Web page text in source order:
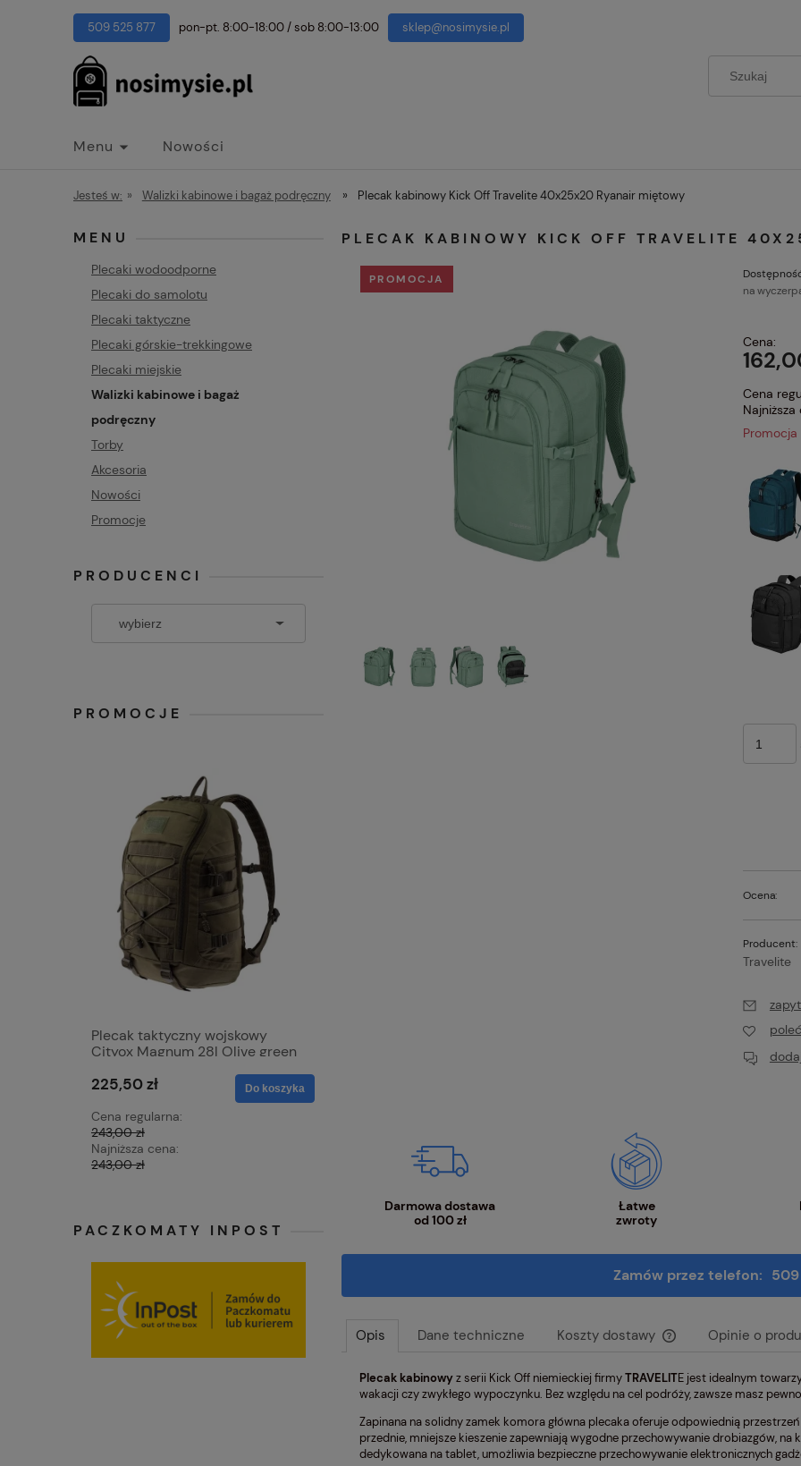
509 525 877 pon-pt. 8:00-18:00/sob 8:00-13:00 sklep@nosimysie.pl
Menu Nowości
Jesteś w: » Walizki kabinowe i bagaż podręczny » Plecak kabinowy Kick Off Travelite 40x25x20 Ryanair miętowy
MENU
Plecaki wodoodporne
Plecaki do samolotu
Plecaki taktyczne
Plecaki górskie-trekkingowe
Plecaki miejskie
Walizki kabinowe i bagaż
podręczny
Torby
Akcesoria
Nowości
Promocje
PRODUCENCI
PROMOCJE
Plecak taktyczny wojskowy
Cityox Magnum 28l Olive green
225,50 zł
Cena regularna:
243,00 zł
Najniższa cena:
243,00 zł
Do koszyka
Najniższa cena:
Plecak rolowany Travelite
159,00 zł
Najniższa cena:
141,51 zł
PACZKOMATY INPOST
PLECAK KABINOWY KICK OFF TRAVELITE
PROMOCJA
na
Cena:
Cena
Ocena:
Producent:
Travelite
Darmowa dostawa
od 100 zł
Łatwe
zwroty
Zamów przez telefon:
Opis Dane techniczne Koszty dostawy
Cena nie zawiera
płatności
Opinie o
Plecak kabinowyz serii Kick Off niemieckiej firmyTRAVELITE jest idealnym
wakacji czy zwykłego wypoczynku. Bez względu na cel podróży, zawsze masz
Zapinana na solidny zamek komora główna plecaka oferuje odpowiednią
przednie, mniejsze kieszenie zapewniają wygodne przechowywanie drobiazgów,
dedykowana na tablet, umożliwia bezpieczne przechowywanie elektronicznych